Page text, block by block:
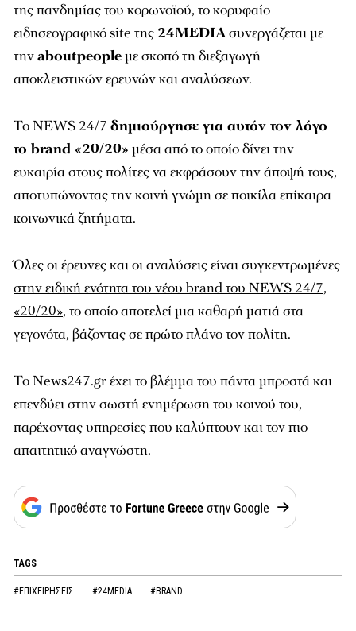
της πανδημίας του κορωνοϊού, το κορυφαίο
ειδησεογραφικό site της24MEDIAσυνεργάζεται με
τηνaboutpeopleμε σκοπό τη διεξαγωγή
αποκλειστικών ερευνών και αναλύσεων.
ΤοNEWS 24/7 δημιούργησε για αυτόν τον λόγο
το brand «20/20» μέσα από το οποίο δίνει την
ευκαιρία στους πολίτες να εκφράσουν την άποψή τους,
αποτυπώνοντας την κοινή γνώμη σε ποικίλα επίκαιρα
κοινωνικά ζητήματα.
Όλες οι έρευνες και οι αναλύσεις είναι συγκεντρωμένες
στην ειδική ενότητα του νέου brand του NEWS 24/7,
«20/20», το οποίο αποτελεί μια καθαρή ματιά στα
γεγονότα, βάζοντας σε πρώτο πλάνο τον πολίτη.
ΤοNews247.grέχει το βλέμμα του πάντα μπροστά και
επενδύει στην σωστή ενημέρωση του κοινού του,
παρέχοντας υπηρεσίες που καλύπτουν και τον πιο
απαιτητικό αναγνώστη.
TAGS
#ΕΠΙΧΕΙΡΗΣΕΙΣ #24MEDIA #BRAND